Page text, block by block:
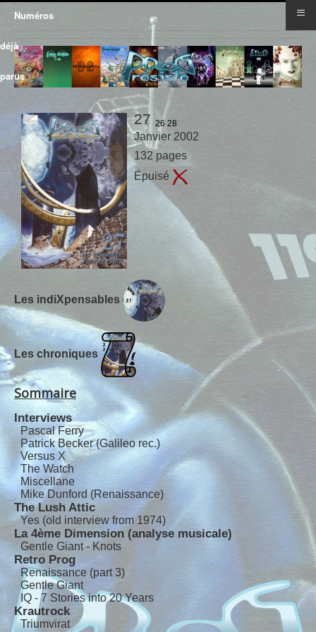
27 26 28
Janvier 2002
132 pages
Épuisé
Les indiXpensables
Les chroniques
Sommaire
Interviews
Pascal Ferry
Patrick Becker (Galileo rec.)
Versus X
The Watch
Miscellane
Mike Dunford (Renaissance)
The Lush Attic
Yes (old interview from 1974)
La 4ème Dimension (analyse musicale)
Gentle Giant - Knots
Retro Prog
Renaissance (part 3)
Gentle Giant
IQ - 7 Stories into 20 Years
Krautrock
Triumvirat
Numéros
déjà
parus
≡